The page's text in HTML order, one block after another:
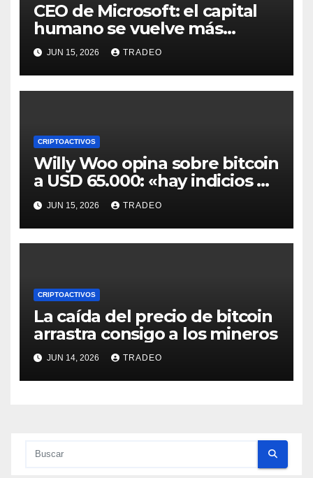
CEO de Microsoft: el capital
humano se vuelve más
valioso a medida que crece la
IA
JUN 15, 2026 TRADEO
CRIPTOACTIVOS
Willy Woo opina sobre bitcoin
a USD 65.000: «hay indicios de
posible divergencia alcista»
JUN 15, 2026 TRADEO
CRIPTOACTIVOS
La caída del precio de bitcoin
arrastra consigo a los mineros
JUN 14, 2026 TRADEO